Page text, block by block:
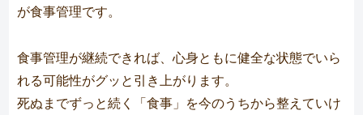
が食事管理です。
食事管理が継続できれば、心身ともに健全な状態でいら
れる可能性がグッと引き上がります。
死ぬまでずっと続く「食事」を今のうちから整えていけ